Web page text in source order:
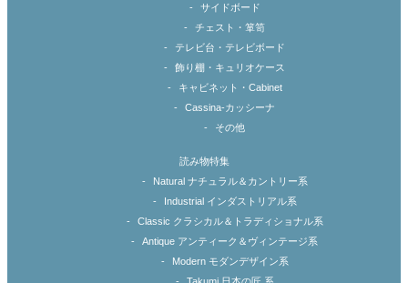
サイドボード
チェスト・箪笥
テレビ台・テレビボード
飾り棚・キュリオケース
キャビネット・Cabinet
Cassina-カッシーナ
その他
読み物特集
Natural ナチュラル＆カントリー系
Industrial インダストリアル系
Classic クラシカル＆トラディショナル系
Antique アンティーク＆ヴィンテージ系
Modern モダンデザイン系
Takumi 日本の匠 系